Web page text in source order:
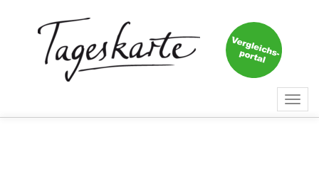
Keine Nachricht mehr
verpassen!